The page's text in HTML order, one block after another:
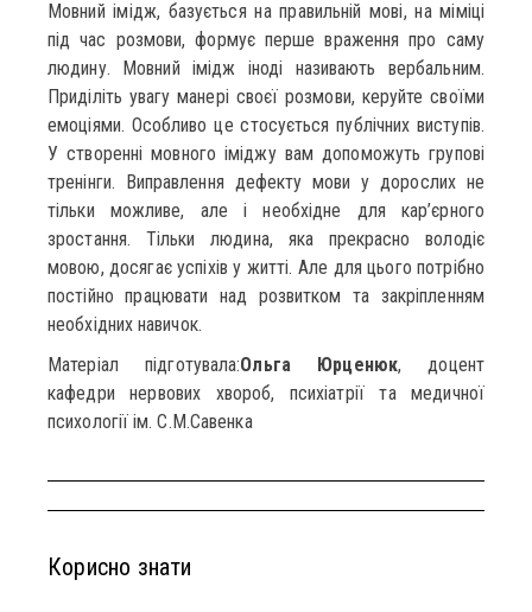
Мовний імідж, базується на правильній мові, на міміці
під час розмови, формує перше враження про саму
людину. Мовний імідж іноді називають вербальним.
Приділіть увагу манері своєї розмови, керуйте своїми
емоціями. Особливо це стосується публічних виступів.
У створенні мовного іміджу вам допоможуть групові
тренінги. Виправлення дефекту мови у дорослих не
тільки можливе, але і необхідне для кар’єрного
зростання. Тільки людина, яка прекрасно володіє
мовою, досягає успіхів у житті. Але для цього потрібно
постійно працювати над розвитком та закріпленням
необхідних навичок.
Матеріал підготувала:Ольга Юрценюк, доцент
кафедри нервових хвороб, психіатрії та медичної
психології ім. С.М.Савенка
Корисно знати